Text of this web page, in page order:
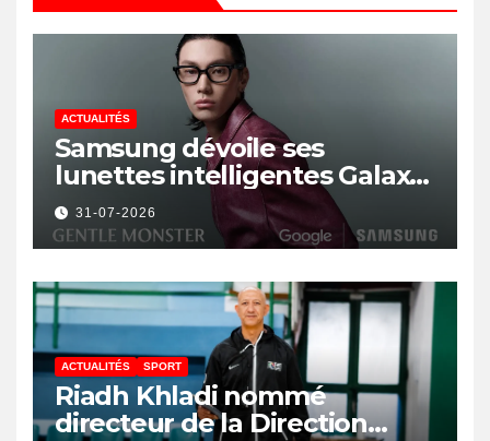
ACTUALITÉS
Samsung dévoile ses
lunettes intelligentes Galaxy
avec IA et Gemini
31-07-2026
ACTUALITÉS SPORT
Riadh Khladi nommé
directeur de la Direction